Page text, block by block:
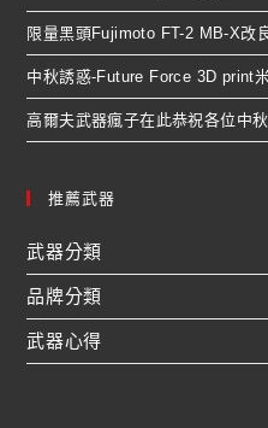
限量黑頭Fujimoto FT-2 MB-X改
中秋誘惑-Future Force 3D print
高爾夫武器瘋子在此恭祝各位中
推薦武器
武器分類
品牌分類
武器心得